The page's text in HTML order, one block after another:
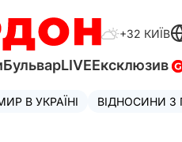
+32 КИЇВ
БульварLIVEЕксклюзив
В УКРАЇНІ ВІДНОСИНИ